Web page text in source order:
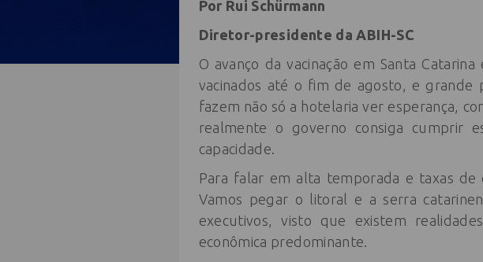
Por Rui Schürmann
Diretor-presidente da ABIH-SC
O avanço da vacinação em Santa
vacinados até o fim de agosto, e grande
fazem não só a hotelaria ver esperança,
realmente o governo consiga cumprir
capacidade.
Para falar em alta temporada e taxas de
Vamos pegar o litoral e a serra
executivos, visto que existem
econômica predominante.